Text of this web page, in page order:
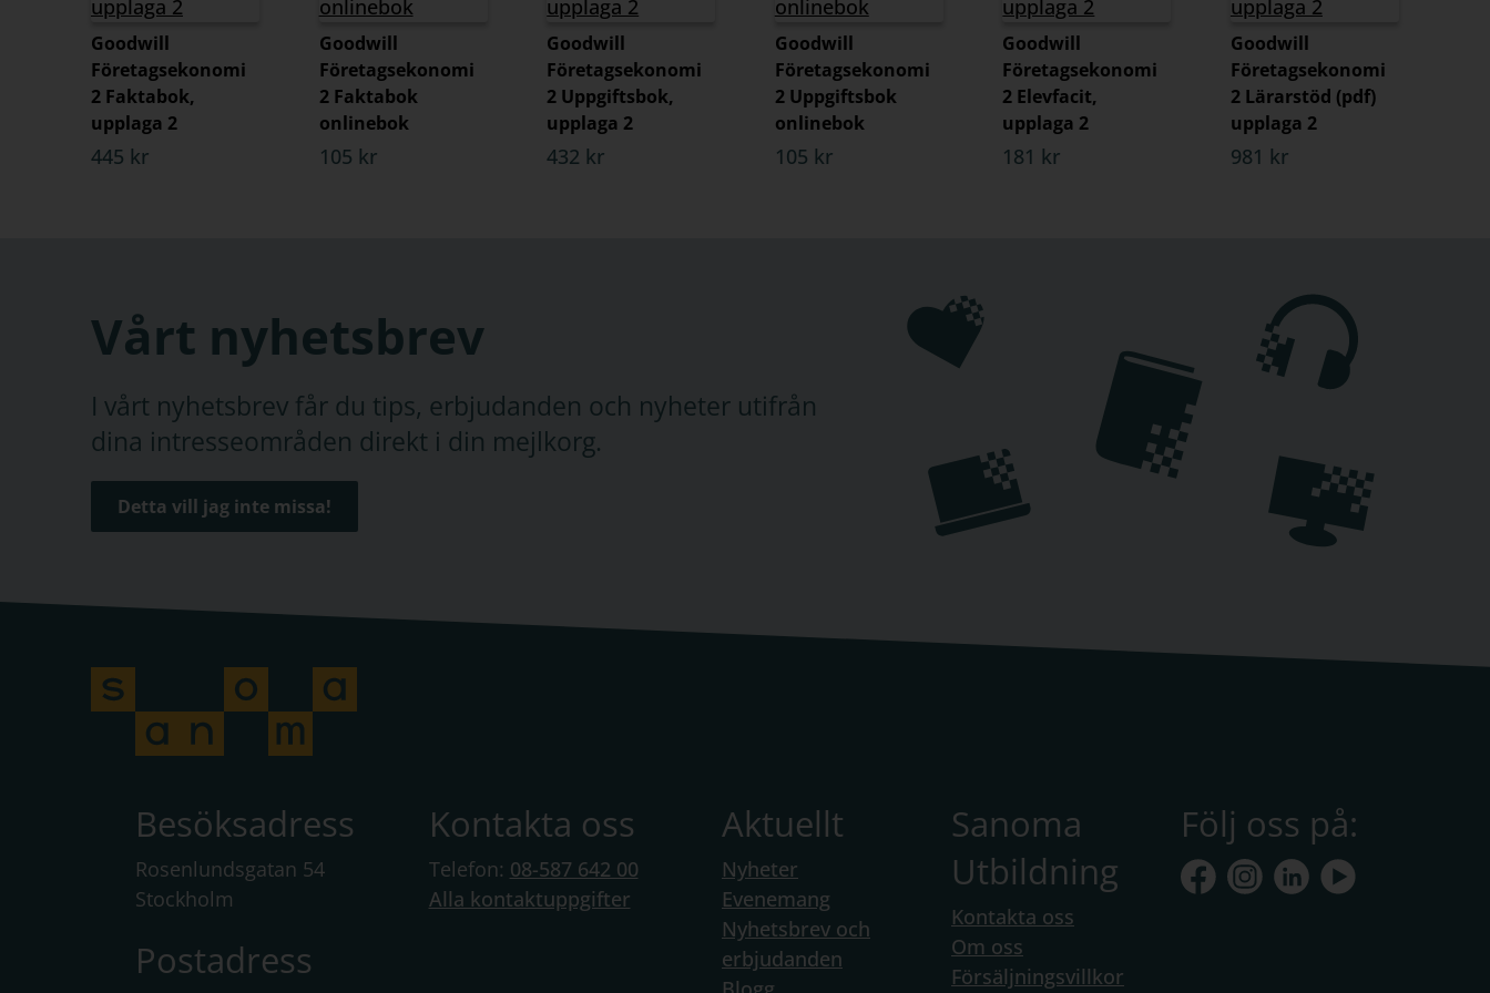
Goodwill
Företagsekonomi
2 Faktabok,
upplaga 2
445 kr
Goodwill
Företagsekonomi
2 Faktabok
onlinebok
105 kr
Goodwill
Företagsekonomi
2 Uppgiftsbok,
upplaga 2
432 kr
Goodwill
Företagsekonomi
2 Uppgiftsbok
onlinebok
105 kr
Goodwill
Företagsekonomi
2 Elevfacit,
upplaga 2
181 kr
Goodwill
Företagsekonomi
2 Lärarstöd (pdf)
upplaga 2
981 kr
Vårt nyhetsbrev
I vårt nyhetsbrev får du tips, erbjudanden och nyheter utifrån
dina intresseområden direkt i din mejlkorg.
Detta vill jag inte missa!
Besöksadress
Rosenlundsgatan 54
Stockholm
Postadress
Kontakta oss
Telefon: 08-587 642 00
Alla kontaktuppgifter
Aktuellt
Nyheter
Evenemang
Nyhetsbrev och
erbjudanden
Sanoma
Utbildning
Kontakta oss
Om oss
Försäljningsvillkor
Följ oss på: